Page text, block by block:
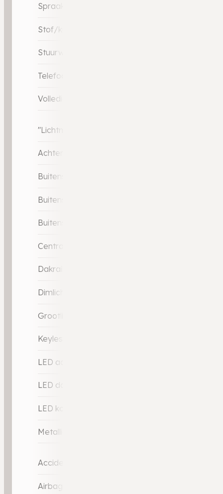
Spraakbediening
Stof/kunstlederen bekleding
Stuurwiel multifunctioneel
Telefoonintegratie premium
Volledig digitaal instrumentenpaneel
"Lichtmetalen velgen 17"""
Achteruitrijcamera
Buitenspiegels elektrisch inklapbaar
Buitenspiegels elektrisch verstelbaar
Buitenspiegels verwarmbaar
Centrale deurvergrendeling met
Dakrails
Dimlichten automatisch
Grootlicht-assistent
Keyless entry
LED achterlichten
LED dagrijverlichting
LED koplampen
Metallic lak
Accident Avoidance System
Airbag(s) hoofd achter